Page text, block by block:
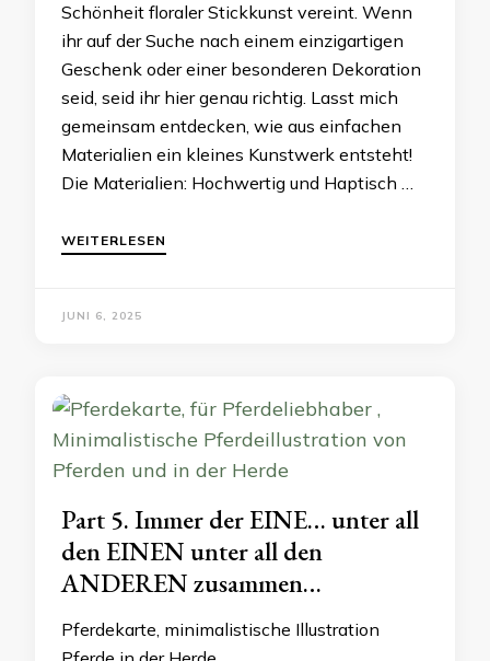
Schönheit floraler Stickkunst vereint. Wenn
ihr auf der Suche nach einem einzigartigen
Geschenk oder einer besonderen Dekoration
seid, seid ihr hier genau richtig. Lasst mich
gemeinsam entdecken, wie aus einfachen
Materialien ein kleines Kunstwerk entsteht!
Die Materialien: Hochwertig und Haptisch …
WEITERLESEN
JUNI 6, 2025
Part 5. Immer der EINE… unter all
den EINEN unter all den
ANDEREN zusammen…
Pferdekarte, minimalistische Illustration